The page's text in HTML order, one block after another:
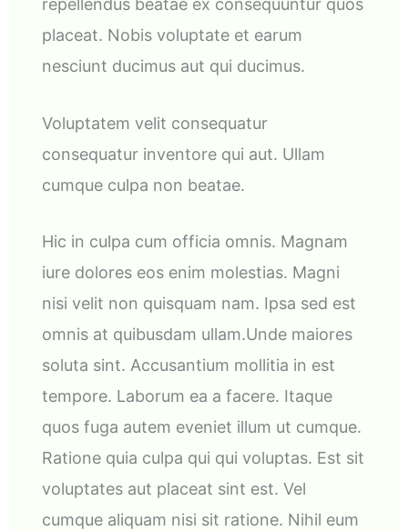
repellendus beatae ex consequuntur quos
placeat. Nobis voluptate et earum
nesciunt ducimus aut qui ducimus.
Voluptatem velit consequatur
consequatur inventore qui aut. Ullam
cumque culpa non beatae.
Hic in culpa cum officia omnis. Magnam
iure dolores eos enim molestias. Magni
nisi velit non quisquam nam. Ipsa sed est
omnis at quibusdam ullam.Unde maiores
soluta sint. Accusantium mollitia in est
tempore. Laborum ea a facere. Itaque
quos fuga autem eveniet illum ut cumque.
Ratione quia culpa qui qui voluptas. Est sit
voluptates aut placeat sint est. Vel
cumque aliquam nisi sit ratione. Nihil eum